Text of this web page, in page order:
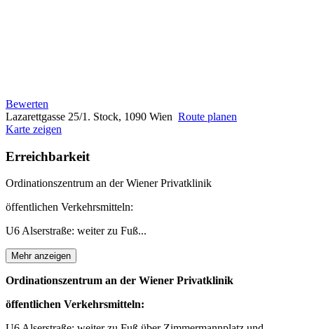
Bewerten
Lazarettgasse 25/1. Stock, 1090 Wien Route planen
Karte zeigen
Erreichbarkeit
Ordinationszentrum an der Wiener Privatklinik
öffentlichen Verkehrsmitteln:
U6 Alserstraße: weiter zu Fuß...
Mehr anzeigen
Ordinationszentrum an der Wiener Privatklinik
öffentlichen Verkehrsmitteln: